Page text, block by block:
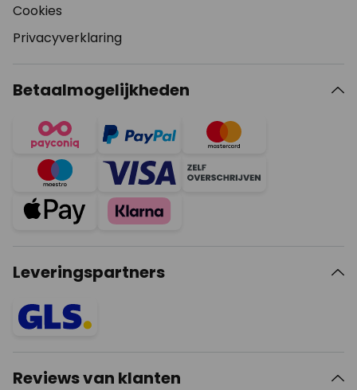
Cookies
Privacyverklaring
Betaalmogelijkheden
Leveringspartners
Reviews van klanten